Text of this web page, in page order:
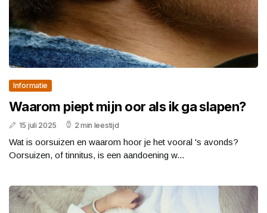
Informatie
Waarom piept mijn oor als ik ga slapen?
15 juli 2025 2 min leestijd
Wat is oorsuizen en waarom hoor je het vooral 's avonds?
Oorsuizen, of tinnitus, is een aandoening w...